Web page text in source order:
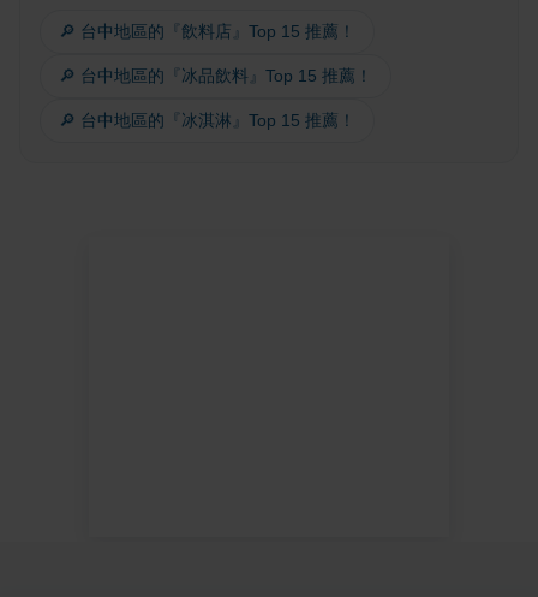
🔎 台中地區的『飲料店』Top 15 推薦！
🔎 台中地區的『冰品飲料』Top 15 推薦！
🔎 台中地區的『冰淇淋』Top 15 推薦！